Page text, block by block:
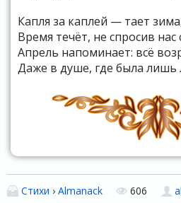
Капля за каплей — тает
Время течёт, не спросив нас
Апрель напоминает: всё
Даже в душе, где была лишь
Стихи › Almanack 606